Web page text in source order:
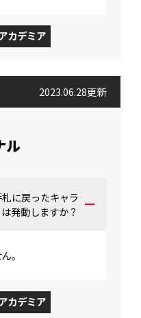
カデミア
2023.06.28更新
ル
に戻ったキャラ
発動しますか？
。
カデミア